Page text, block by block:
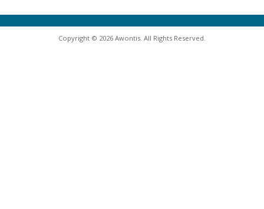
Copyright © 2026 Awontis. All Rights Reserved.